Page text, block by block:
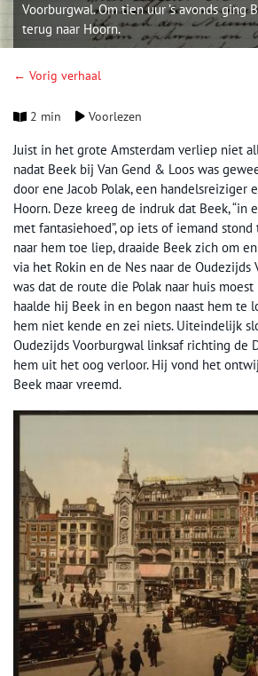
Voorburgwal. Om tien uur ’s avonds ging
terug naar Hoorn.
← Vorig verhaal
2 min Voorlezen
Juist in het grote Amsterdam verliep niet
nadat Beek bij Van Gend & Loos was
door ene Jacob Polak, een handelsreiziger
Hoorn. Deze kreeg de indruk dat Beek, “in
met fantasiehoed”, op iets of iemand stond
naar hem toe liep, draaide Beek zich om
via het Rokin en de Nes naar de Oudezijds
was dat de route die Polak naar huis moest
haalde hij Beek in en begon naast hem te
hem niet kende en zei niets. Uiteindelijk
Oudezijds Voorburgwal linksaf richting de
hem uit het oog verloor. Hij vond het
Beek maar vreemd.